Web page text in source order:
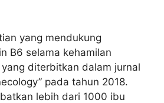
yang mendukung
B6 selama kehamilan
diterbitkan dalam jurnal
pada tahun 2018.
lebih dari 1000 ibu